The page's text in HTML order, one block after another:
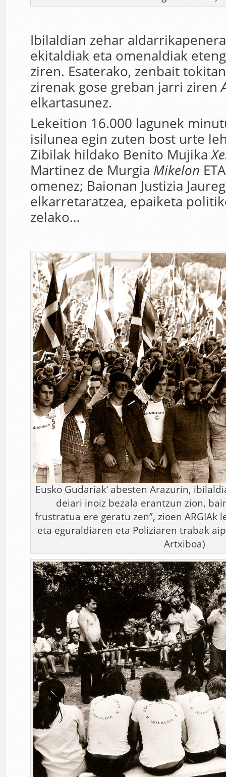
Ibilaldian zehar
ekitaldiak eta omenaldiak
ziren. Esaterako, zenbait
zirenak gose greban jarri ziren
elkartasunez.
Lekeition 16.000 lagunek
isilunea egin zuten bost urte
Zibilak hildako Benito Mujika
Martinez de Murgia Mikelon
omenez; Baionan Justizia
elkarretaratzea, epaiketa
zelako…
Eusko Gudariak’ abesten Arazurin,
deiari inoiz bezala erantzun zion,
frustratua ere geratu zen”, zioen ARGIAk
eta eguraldiaren eta Poliziaren trabak
Artxiboa)